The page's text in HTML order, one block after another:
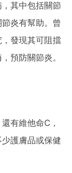
其中包括關節
炎有幫助。曾
發現其可阻擋
預防關節炎。
有維他命C，
護膚品或保健